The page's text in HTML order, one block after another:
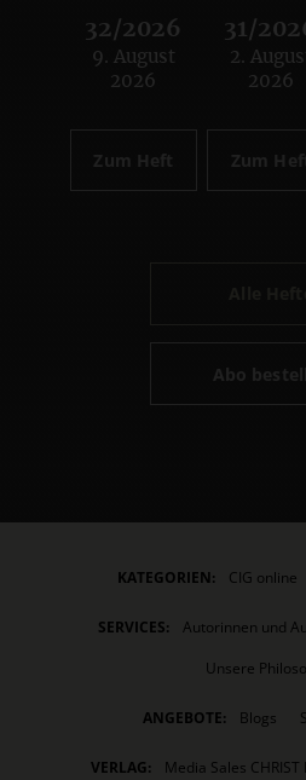
32/2026
:
9. August
2026
Zum Heft
31/
:
2.
2026
Zum
Abo
KATEGORIEN: CIG online
SERVICES: Autorinnen und
Unsere
ANGEBOTE: Blogs
VERLAG:
Media Sales CHRIST